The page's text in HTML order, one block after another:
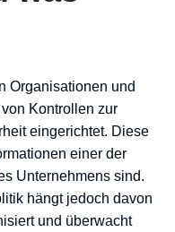
Organisationen und
Kontrollen zur
eingerichtet. Diese
einer der
Unternehmens sind.
hängt jedoch davon
und überwacht